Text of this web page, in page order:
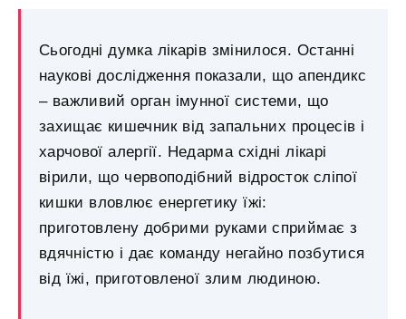
Сьогодні думка лікарів змінилося. Останні
наукові дослідження показали, що апендикс
– важливий орган імунної системи, що
захищає кишечник від запальних процесів і
харчової алергії. Недарма східні лікарі
вірили, що червоподібний відросток сліпої
кишки вловлює енергетику їжі:
приготовлену добрими руками сприймає з
вдячністю і дає команду негайно позбутися
від їжі, приготовленої злим людиною.